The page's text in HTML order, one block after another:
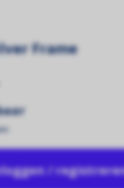
Zonnekracht!
Zonnepanelen
Frame
/